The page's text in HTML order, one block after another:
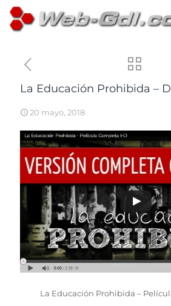
La Educación Prohibida –
20 mayo, 2018
La Educación Prohibida –